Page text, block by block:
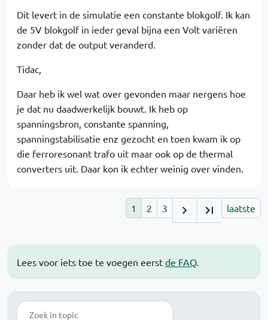
Lees voor iets toe te voegen eerst de FAQ.
Zoek
Dit levert in de simulatie een constante blokgolf. Ik kan
de 5V blokgolf in ieder geval bijna een Volt variëren
zonder dat de output veranderd.
Tidac,
Daar heb ik wel wat over gevonden maar nergens hoe
je dat nu daadwerkelijk bouwt. Ik heb op
spanningsbron, constante spanning,
spanningstabilisatie enz gezocht en toen kwam ik op
die ferroresonant trafo uit maar ook op de thermal
converters uit. Daar kon ik echter weinig over vinden.
1 2 3 laatste